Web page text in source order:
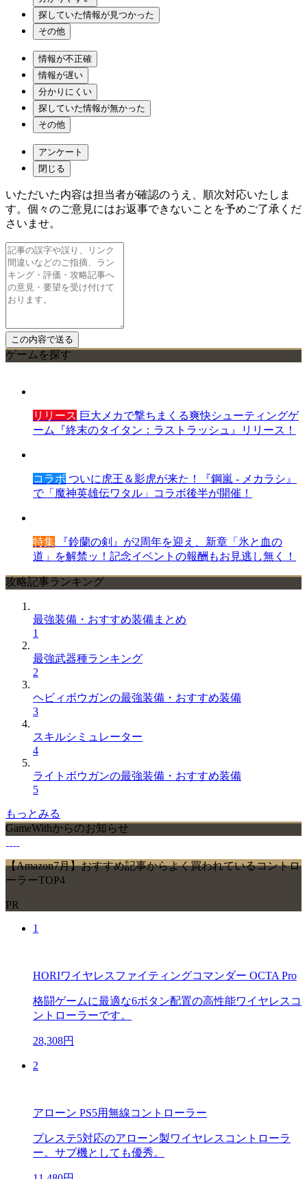
探していた情報が見つかった
その他
情報が不正確
情報が遅い
分かりにくい
探していた情報が無かった
その他
アンケート
閉じる
いただいた内容は担当者が確認のうえ、順次対応いたしま
す。個々のご意見にはお返事できないことを予めご了承くだ
さいませ。
ゲームを探す
リリース 巨大メカで撃ちまくる爽快シューティングゲ
ーム『終末のタイタン：ラストラッシュ』リリース！
コラボ ついに虎王＆影虎が来た！『鋼嵐 - メカラシ』
で「魔神英雄伝ワタル」コラボ後半が開催！
特集 『鈴蘭の剣』が2周年を迎え、新章「氷と血の
道」を解禁ッ！記念イベントの報酬もお見逃し無く！
攻略記事ランキング
最強装備・おすすめ装備まとめ
1
最強武器種ランキング
2
ヘビィボウガンの最強装備・おすすめ装備
3
スキルシミュレーター
4
ライトボウガンの最強装備・おすすめ装備
5
もっとみる
GameWithからのお知らせ
【Amazon7月】おすすめ記事からよく買われているコントロ
ーラーTOP4
PR
1
HORIワイヤレスファイティングコマンダー OCTA Pro
格闘ゲームに最適な6ボタン配置の高性能ワイヤレスコ
ントローラーです。
28,308円
2
アローン PS5用無線コントローラー
プレステ5対応のアローン製ワイヤレスコントローラ
ー。サブ機としても優秀。